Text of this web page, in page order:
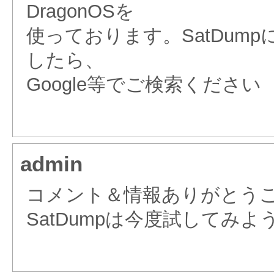
DragonOSを
使っております。SatDump
したら、
Google等でご検索ください
admin
コメント＆情報ありがとう
SatDumpは今度試してみよ